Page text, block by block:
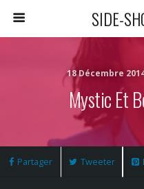
SIDE-
18 Décembre
Mystic Et
Partager Tweeter